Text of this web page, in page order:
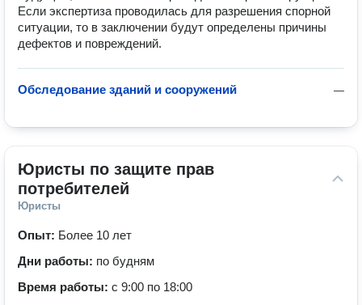
Если экспертиза проводилась для разрешения спорной
ситуации, то в заключении будут определены причины
дефектов и повреждений.
—
Обследование зданий и сооружений
Юристы по защите прав
потребителей
Юристы
Опыт: Более 10 лет
Дни работы: по будням
Время работы: с 9:00 по 18:00